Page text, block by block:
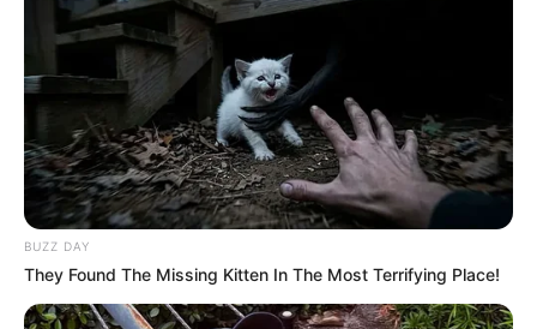
BUZZ DAY
They Found The Missing Kitten In The Most Terrifying Place!